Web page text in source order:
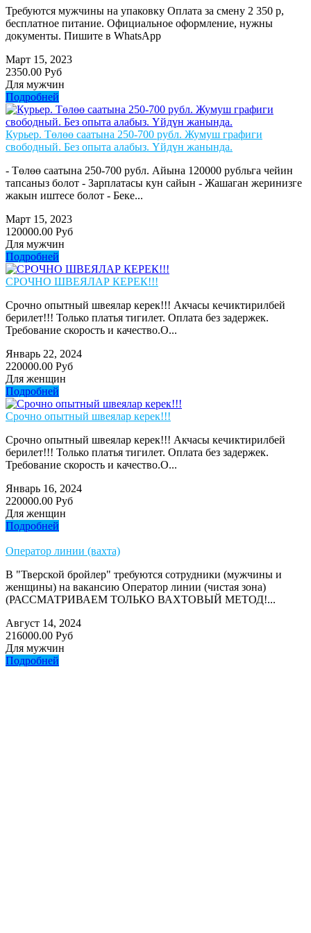
Требуются мужчины на упаковку Оплата за смену 2 350 р,
бесплатное питание. Официальное оформление, нужны
документы. Пишите в WhatsApp
Март 15, 2023
2350.00 Руб
Для мужчин
Подробней
Курьер. Төлөө саатына 250-700 рубл. Жумуш графиги
свободный. Без опыта алабыз. Үйдүн жанында.
- Төлөө саатына 250-700 рубл. Айына 120000 рубльга чейин
тапсаныз болот - Зарплатасы кун сайын - Жашаган жеринизге
жакын иштесе болот - Беке...
Март 15, 2023
120000.00 Руб
Для мужчин
Подробней
СРОЧНО ШВЕЯЛАР КЕРЕК!!!
Срочно опытный швеялар керек!!! Акчасы кечиктирилбей
берилет!!! Только платья тигилет. Оплата без задержек.
Требование скорость и качество.О...
Январь 22, 2024
220000.00 Руб
Для женщин
Подробней
Срочно опытный швеялар керек!!!
Срочно опытный швеялар керек!!! Акчасы кечиктирилбей
берилет!!! Только платья тигилет. Оплата без задержек.
Требование скорость и качество.О...
Январь 16, 2024
220000.00 Руб
Для женщин
Подробней
Оператор линии (вахта)
В "Тверской бройлер" требуются сотрудники (мужчины и
женщины) нa вaкaнcию Оператор линии (чистая зона)
(РАССМАТРИВАЕМ ТОЛЬКО ВАХТОВЫЙ МЕТОД!...
Август 14, 2024
216000.00 Руб
Для мужчин
Подробней